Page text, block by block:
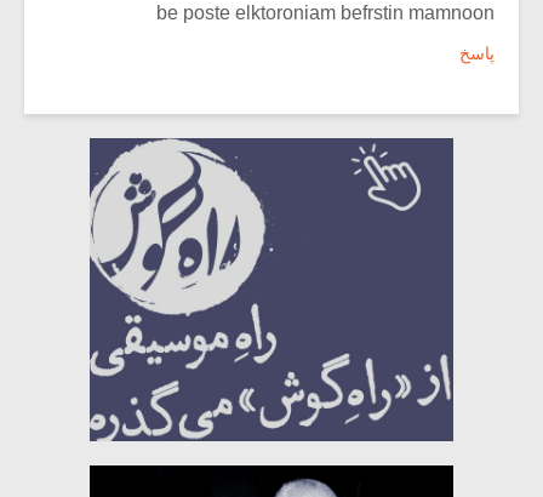
be poste elktoroniam befrstin mamnoon
پاسخ